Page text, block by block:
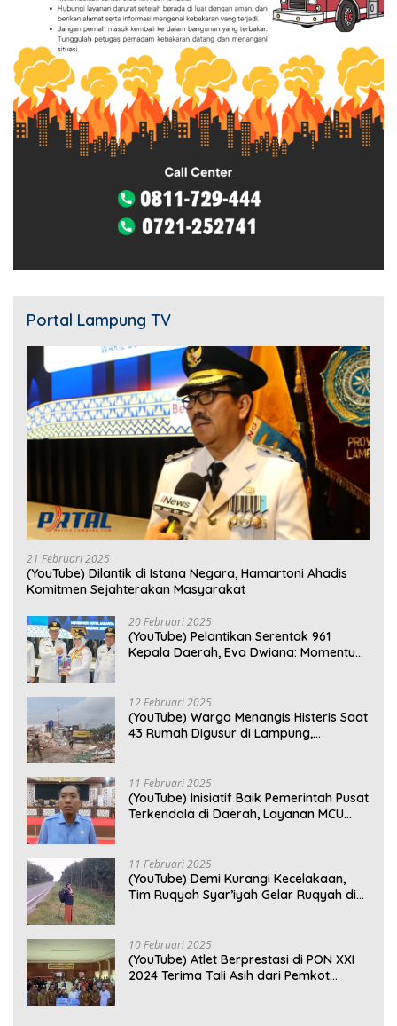
Portal Lampung TV
21 Februari 2025
(YouTube) Dilantik di Istana Negara, Hamartoni Ahadis
Komitmen Sejahterakan Masyarakat
20 Februari 2025
(YouTube) Pelantikan Serentak 961
Kepala Daerah, Eva Dwiana: Momentum
12 Februari 2025
(YouTube) Warga Menangis Histeris Saat
43 Rumah Digusur di Lampung,
11 Februari 2025
(YouTube) Inisiatif Baik Pemerintah Pusat
Terkendala di Daerah, Layanan MCU
11 Februari 2025
(YouTube) Demi Kurangi Kecelakaan,
Tim Ruqyah Syar’iyah Gelar Ruqyah di
10 Februari 2025
(YouTube) Atlet Berprestasi di PON XXI
2024 Terima Tali Asih dari Pemkot